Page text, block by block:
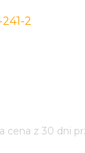
2
cena z 30 dni